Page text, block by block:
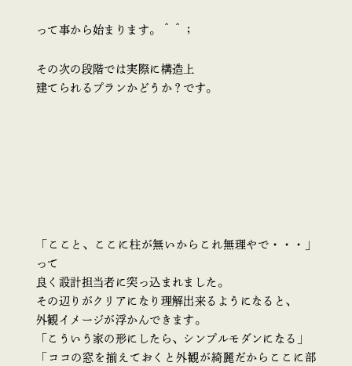
って事から始まります。＾＾；
その次の段階では実際に構造上
建てられるプランかどうか？です。
「ここと、ここに柱が無いからこれ無理やで・・・」
って
良く設計担当者に突っ込まれました。
その辺りがクリアになり理解出来るようになると、
外観イメージが浮かんできます。
「こういう家の形にしたら、シンプルモダンになる」
「ココの窓を揃えておくと外観が綺麗だからここに部